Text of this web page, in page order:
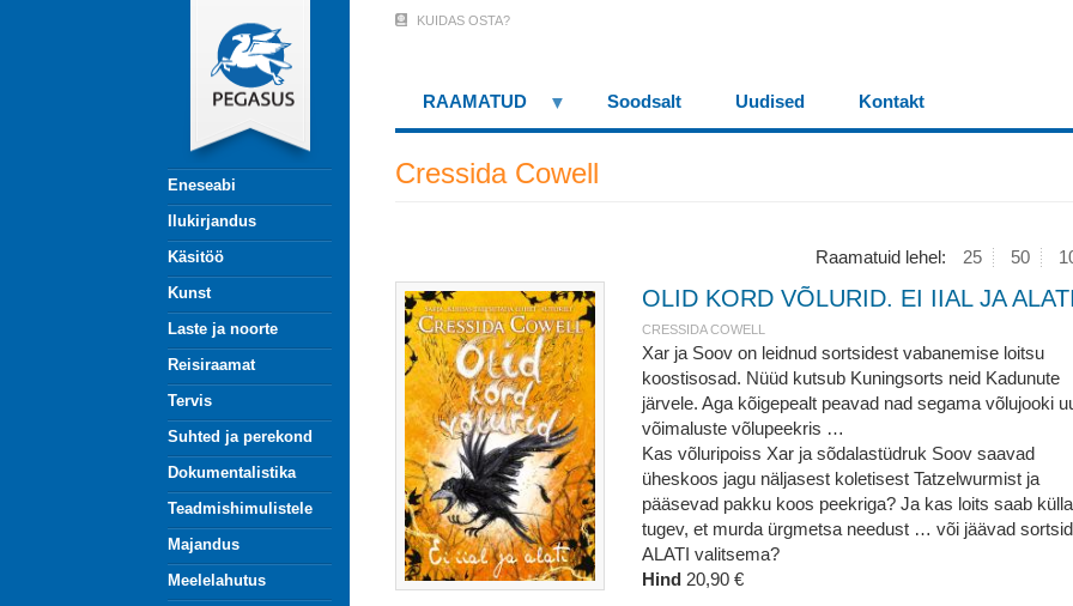
Eneseabi
Ilukirjandus
Käsitöö
Kunst
Laste ja noorte
Reisiraamat
Tervis
Suhted ja perekond
Dokumentalistika
Teadmishimulistele
Majandus
Meelelahutus
Menu
(logged
KUIDAS OSTA?
RAAMATUD Soodsalt Uudised Kontakt
Cressida Cowell
Raamatuid lehel: 25 50
OLID KORD VÕLURID. EI IIAL JA
CRESSIDA COWELL
Xar ja Soov on leidnud sortsidest vabanemise loitsu
koostisosad. Nüüd kutsub Kuningsorts neid Kadunute
järvele. Aga kõigepealt peavad nad segama võlujooki
võimaluste võlupeekris …
Kas võluripoiss Xar ja sõdalastüdruk Soov saavad
üheskoos jagu näljasest koletisest Tatzelwurmist ja
pääsevad pakku koos peekriga? Ja kas loits saab
tugev, et murda ürgmetsa needust … või jäävad sortsid
ALATI valitsema?
Hind 20,90 €